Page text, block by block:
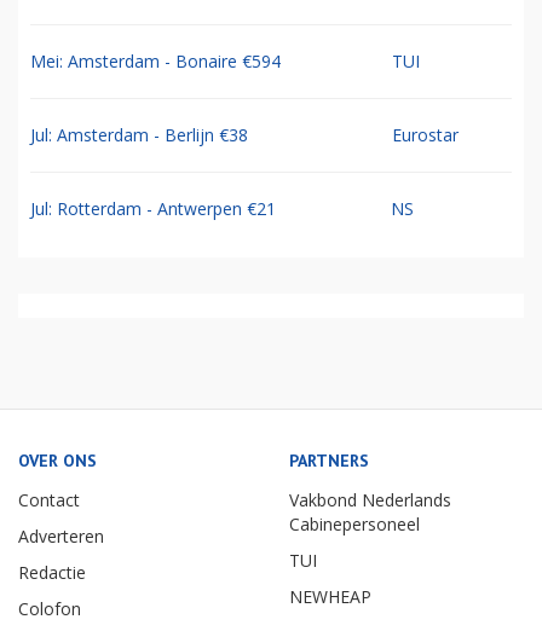
Mei: Amsterdam - Bonaire €594 TUI
Jul: Amsterdam - Berlijn €38 Eurostar
Jul: Rotterdam - Antwerpen €21 NS
OVER ONS
Contact
Adverteren
Redactie
Colofon
PARTNERS
Vakbond Nederlands
Cabinepersoneel
TUI
NEWHEAP